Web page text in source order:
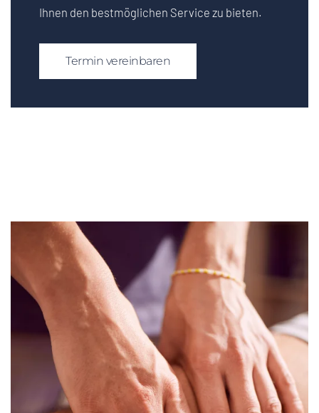
Ihnen den bestmöglichen Service zu bieten.
Termin vereinbaren